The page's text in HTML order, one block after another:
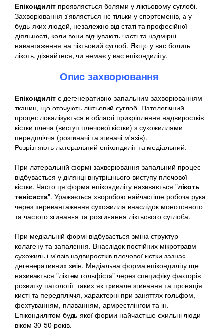
Епікондиліт проявляється болями у ліктьовому суглобі.
Захворювання з'являється не тільки у спортсменів, а у
будь-яких людей, незалежно від статі та професійної
діяльності, коли вони відчувають часті та надмірні
навантаження на ліктьовий суглоб. Якщо у вас болить
лікоть, дізнайтеся, чи немає у вас епікондиліту.
Опис захворювання
Епікондиліт є дегенеративно-запальним захворюванням
тканин, що оточують ліктьовий суглоб. Патологічний
процес локалізується в області прикріплення надвиростків
кістки плеча (виступ плечової кістки) з сухожиллями
передпліччя (розгиначі та згиначі м'язів).
Розрізняють латеральний епікондиліт та медіальний.
При латеральній формі захворювання запальний процес
відбувається у ділянці внутрішнього виступу плечової
кістки. Часто ця форма епікондиліту називається "лікоть
тенісиста". Уражається хворобою найчастіше робоча рука
через перевантаження сухожилля внаслідок монотонного
та частого згинання та розгинання ліктьового суглоба.
При медіальній формі відбувається зміна структур
колагену та запалення. Внаслідок постійних мікротравм
сухожиль і м'язів надвиростків плечової кістки зазнає
дегенеративних змін. Медіальна форма епікондиліту ще
називається "ліктем гольфіста" через специфіку факторів
розвитку патології, таких як тривале згинання та пронація
кисті та передпліччя, характерні при заняттях гольфом,
фехтуванням, плаванням, армрестлінгом та ін.
Епікондилітом будь-якої форми найчастіше схильні люди
віком 30-50 років.